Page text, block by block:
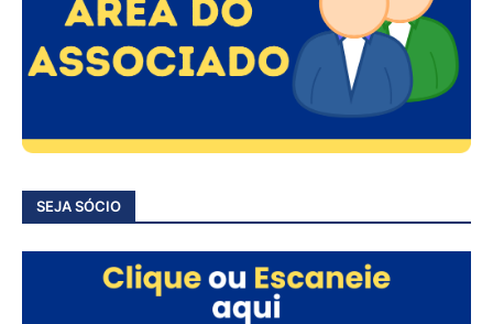
SEJA SÓCIO